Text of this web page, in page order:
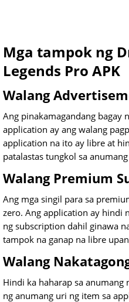
Mga tampok ng
Legends Pro APK
Walang
Ang pinakamagandang bagay
application ay ang walang
application na ito ay libre at
patalastas tungkol sa
Walang Premium
Ang mga singil para sa
zero. Ang application ay hindi
ng subscription dahil ginawa
tampok na ganap na libre
Walang
Hindi ka haharap sa anumang
ng anumang uri ng item sa